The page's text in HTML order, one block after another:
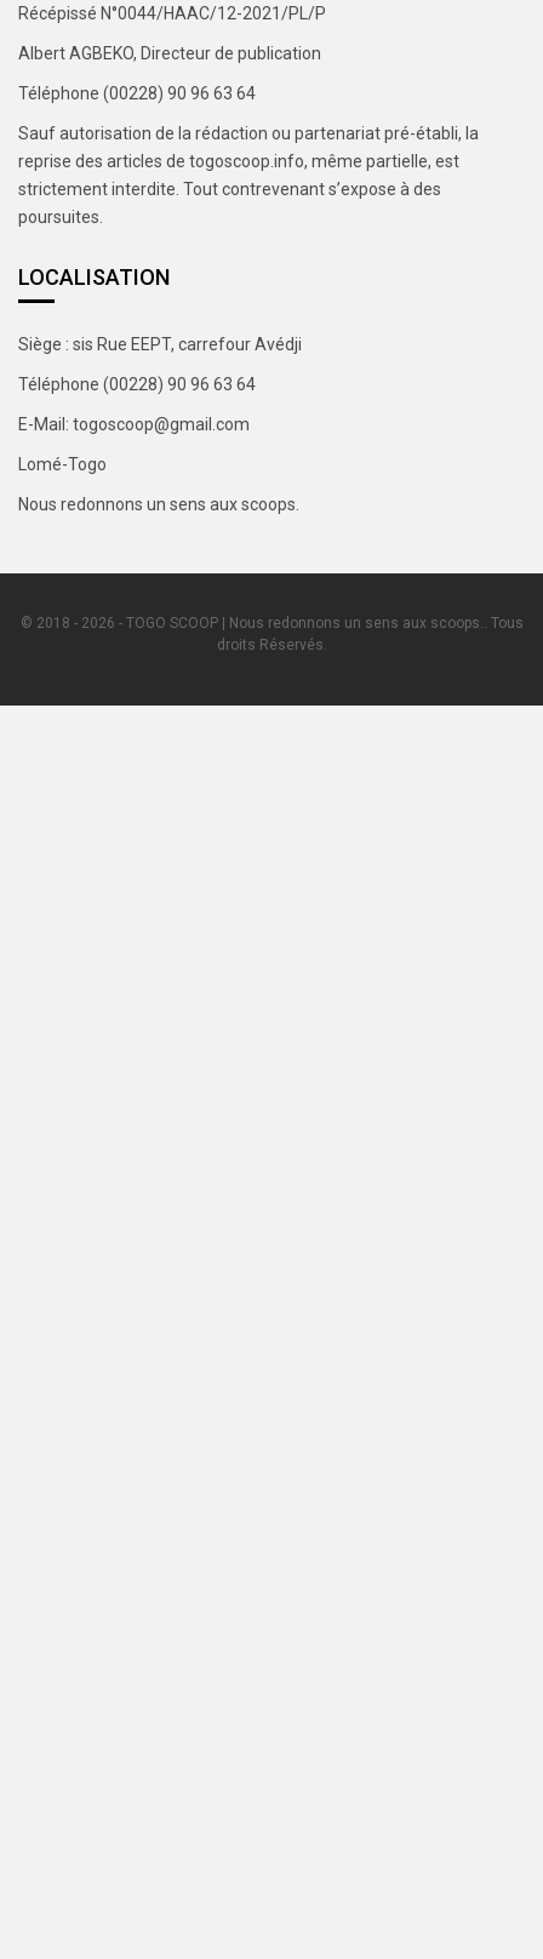
Récépissé N°0044/HAAC/12-2021/PL/P
Albert AGBEKO, Directeur de publication
Téléphone (00228) 90 96 63 64
Sauf autorisation de la rédaction ou partenariat pré-établi, la
reprise des articles de togoscoop.info, même partielle, est
strictement interdite. Tout contrevenant s’expose à des
poursuites.
LOCALISATION
Siège : sis Rue EEPT, carrefour Avédji
Téléphone (00228) 90 96 63 64
E-Mail: togoscoop@gmail.com
Lomé-Togo
Nous redonnons un sens aux scoops.
© 2018 - 2026 - TOGO SCOOP | Nous redonnons un sens aux scoops.. Tous
droits Réservés.